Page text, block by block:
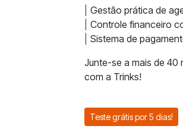
Gestão prática de
Controle financeiro
Sistema de
Junte-se a mais de 40
com a Trinks!
Teste grátis por 5 dias!